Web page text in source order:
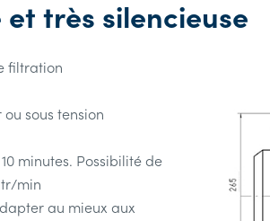
très silencieuse
filtration
sous tension
minutes. Possibilité de
min
au mieux aux